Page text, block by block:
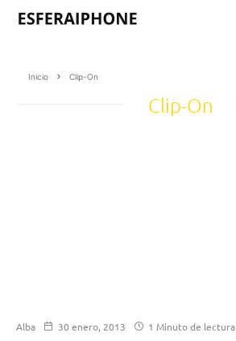
Inicio Clip-On
Clip-On
Alba 30 enero, 2013 1 Minuto de lectura